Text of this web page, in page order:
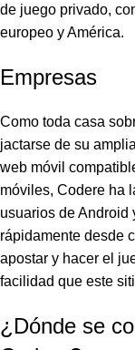
de juego privado,
europeo y América.
Empresas
Como toda casa
jactarse de su
web móvil
móviles, Codere ha
usuarios de Android
rápidamente desde
apostar y hacer el
facilidad que este
¿Dónde se